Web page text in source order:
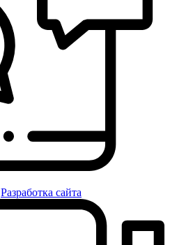
Разработка сайта